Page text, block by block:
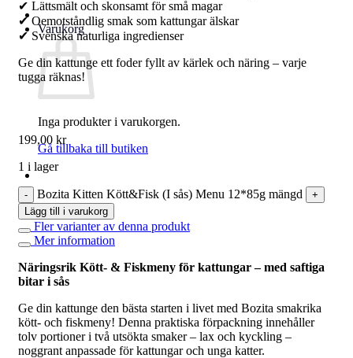
Varukorg
Inga produkter i varukorgen.
Gå tillbaka till butiken
✔ Lättsmält och skonsamt för små magar
✔ Oemotståndlig smak som kattungar älskar
✔ Svenska naturliga ingredienser
Ge din kattunge ett foder fyllt av kärlek och näring – varje
tugga räknas!
199,00 kr
1 i lager
Bozita Kitten Kött&Fisk (I sås) Menu 12*85g mängd
Lägg till i varukorg
Fler varianter av denna produkt
Mer information
Näringsrik Kött- & Fiskmeny för kattungar – med saftiga
bitar i sås
Ge din kattunge den bästa starten i livet med Bozita smakrika
kött- och fiskmeny! Denna praktiska förpackning innehåller
tolv portioner i två utsökta smaker – lax och kyckling –
noggrant anpassade för kattungar och unga katter.